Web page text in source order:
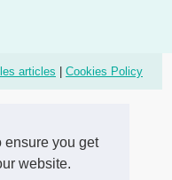
ensure you get
website.
articles Cookies Policy